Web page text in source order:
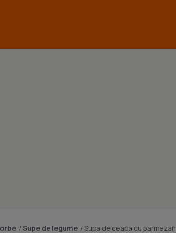
/ Supe de legume /Supa de ceapa cu parmezan